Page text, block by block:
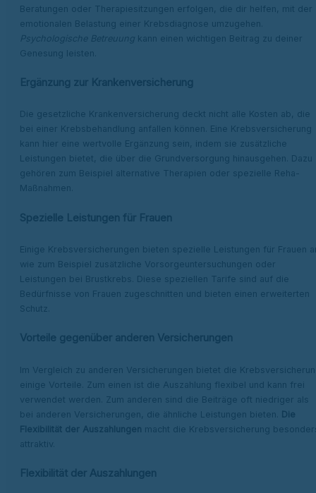
Beratungen oder Therapiesitzungen erfolgen, die dir helfen, mit der
emotionalen Belastung einer Krebsdiagnose umzugehen.
Psychologische Betreuung kann einen wichtigen Beitrag zu deiner
Genesung leisten.
Ergänzung zur Krankenversicherung
Die gesetzliche Krankenversicherung deckt nicht alle Kosten ab, die
bei einer Krebsbehandlung anfallen können. Eine Krebsversicherung
kann hier eine wertvolle Ergänzung sein, indem sie zusätzliche
Leistungen bietet, die über die Grundversorgung hinausgehen. Dazu
gehören zum Beispiel alternative Therapien oder spezielle Reha-
Maßnahmen.
Spezielle Leistungen für Frauen
Einige Krebsversicherungen bieten spezielle Leistungen für Frauen
wie zum Beispiel zusätzliche Vorsorgeuntersuchungen oder
Leistungen bei Brustkrebs. Diese speziellen Tarife sind auf die
Bedürfnisse von Frauen zugeschnitten und bieten einen erweiterten
Schutz.
Vorteile gegenüber anderen Versicherungen
Im Vergleich zu anderen Versicherungen bietet die
einige Vorteile. Zum einen ist die Auszahlung flexibel und kann frei
verwendet werden. Zum anderen sind die Beiträge oft niedriger als
bei anderen Versicherungen, die ähnliche Leistungen bieten. Die
Flexibilität der Auszahlungen macht die Krebsversicherung
attraktiv.
Flexibilität der Auszahlungen